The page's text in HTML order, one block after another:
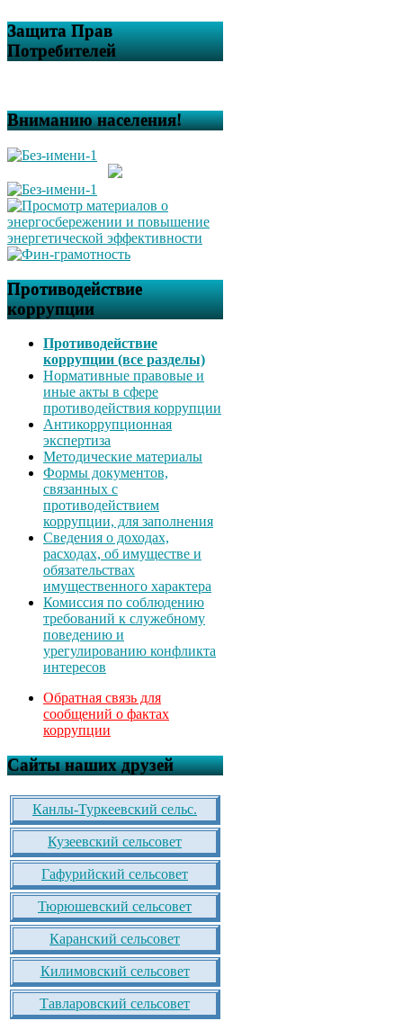
Защита Прав
Потребителей
Вниманию населения!
Противодействие
коррупции
Противодействие
коррупции (все разделы)
Нормативные правовые и
иные акты в сфере
противодействия коррупции
Антикоррупционная
экспертиза
Методические материалы
Формы документов,
связанных с
противодействием
коррупции, для заполнения
Сведения о доходах,
расходах, об имуществе и
обязательствах
имущественного характера
Комиссия по соблюдению
требований к служебному
поведению и
урегулированию конфликта
интересов
Обратная связь для
сообщений о фактах
коррупции
Сайты наших друзей
Канлы-Туркеевский сельс.
Кузеевский сельсовет
Гафурийский сельсовет
Тюрюшевский сельсовет
Каранский сельсовет
Килимовский сельсовет
Тавларовский сельсовет